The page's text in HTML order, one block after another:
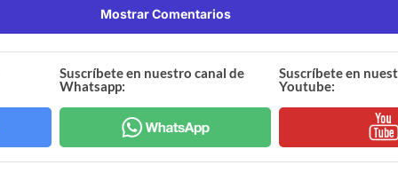
Mostrar Comentarios
Suscríbete en nuestro canal de
Whatsapp:
Suscríbete en
Youtube: